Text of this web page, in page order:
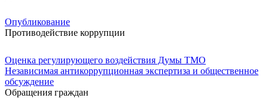
Опубликование
Противодействие коррупции
Оценка регулирующего воздействия Думы ТМО
Независимая антикоррупционная экспертиза и общественное
обсуждение
Обращения граждан